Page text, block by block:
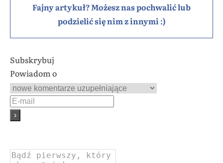
Fajny artykuł? Możesz nas pochwalić lub
podzielić się nim z innymi :)
Subskrybuj
Powiadom o